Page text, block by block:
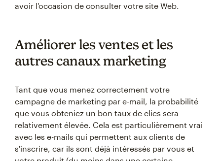
avoir l'occasion de consulter votre site Web.
Améliorer les ventes et les
autres canaux marketing
Tant que vous menez correctement votre
campagne de marketing par e-mail, la probabilité
que vous obteniez un bon taux de clics sera
relativement élevée. Cela est particulièrement vrai
avec les e-mails qui permettent aux clients de
s'inscrire, car ils sont déjà intéressés par vous et